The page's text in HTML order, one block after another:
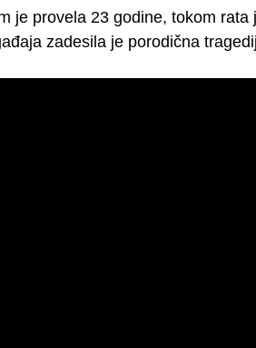
je provela 23 godine, tokom
zadesila je porodična